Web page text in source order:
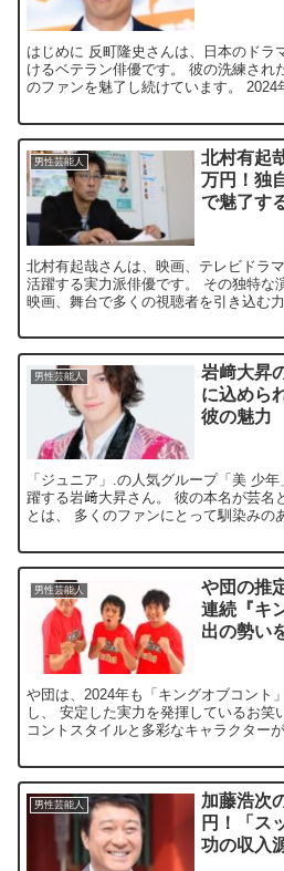
はじめに 反町隆史さんは、日本のドラ
けるベテラン俳優です。 彼の洗練され
のファンを魅了し続けています。 2024
男性芸能人
北村有起
万円！独
で魅了す
北村有起哉さんは、映画、テレビドラ
活躍する実力派俳優です。 その独特な
映画、舞台で多くの視聴者を引き込む
男性芸能人
岩﨑大昇
に込めら
彼の魅力
「ジュニア」.の人気グループ「美 少
躍する岩﨑大昇さん。 彼の本名が芸名
とは、 多くのファンにとって馴染みの
男性芸能人
や団の推
連続『キ
出の勢い
や団は、2024年も「キングオブコント
し、 安定した実力を発揮しているお笑
コントスタイルと多彩なキャラクター
男性芸能人
加藤浩次
円！「ス
功の収入